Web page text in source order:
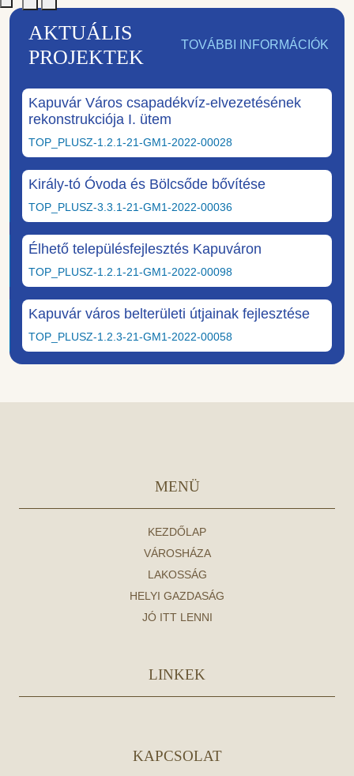
AKTUÁLIS
PROJEKTEK
TOVÁBBI INFORMÁCIÓK
Kapuvár Város csapadékvíz-elvezetésének
rekonstrukciója I. ütem
TOP_PLUSZ-1.2.1-21-GM1-2022-00028
Király-tó Óvoda és Bölcsőde bővítése
TOP_PLUSZ-3.3.1-21-GM1-2022-00036
Élhető településfejlesztés Kapuváron
TOP_PLUSZ-1.2.1-21-GM1-2022-00098
Kapuvár város belterületi útjainak fejlesztése
TOP_PLUSZ-1.2.3-21-GM1-2022-00058
MENÜ
KEZDŐLAP
VÁROSHÁZA
LAKOSSÁG
HELYI GAZDASÁG
JÓ ITT LENNI
LINKEK
KAPCSOLAT